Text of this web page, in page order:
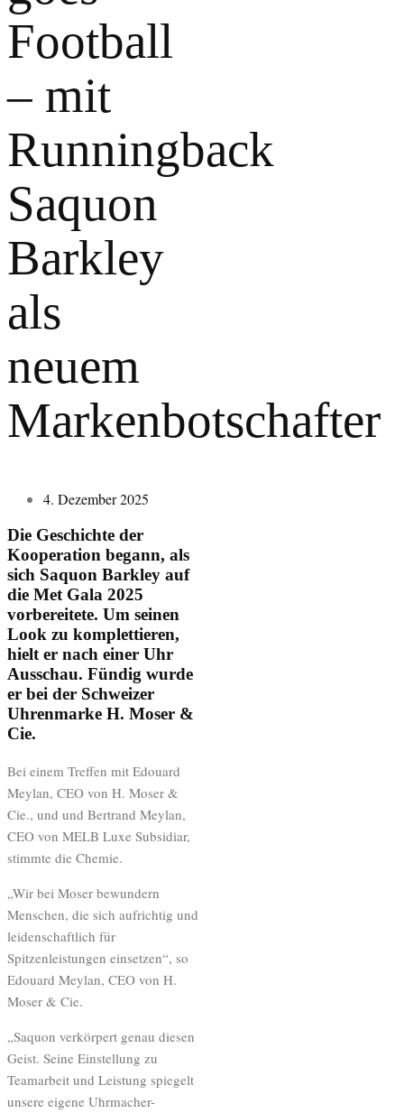
Football
– mit
Runningback
Saquon
Barkley
als
neuem
Markenbotschafter
4. Dezember 2025
Die Geschichte der
Kooperation begann, als
sich Saquon Barkley auf
die Met Gala 2025
vorbereitete. Um seinen
Look zu komplettieren,
hielt er nach einer Uhr
Ausschau. Fündig wurde
er bei der Schweizer
Uhrenmarke H. Moser &
Cie.
Bei einem Treffen mit Edouard
Meylan, CEO von H. Moser &
Cie., und und Bertrand Meylan,
CEO von MELB Luxe Subsidiar,
stimmte die Chemie.
„Wir bei Moser bewundern
Menschen, die sich aufrichtig und
leidenschaftlich für
Spitzenleistungen einsetzen“, so
Edouard Meylan, CEO von H.
Moser & Cie.
„Saquon verkörpert genau diesen
Geist. Seine Einstellung zu
Teamarbeit und Leistung spiegelt
unsere eigene Uhrmacher-